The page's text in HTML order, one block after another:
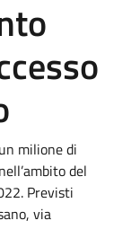
milione di
del
Previsti
via